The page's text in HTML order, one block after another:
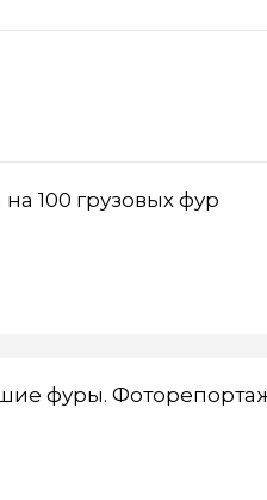
100 грузовых фур
фуры.